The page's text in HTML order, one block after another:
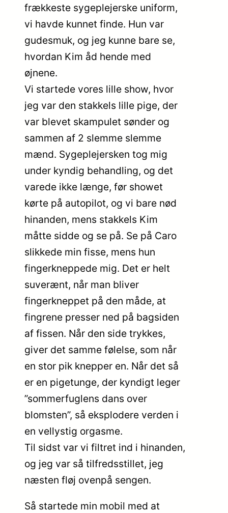
frækkeste sygeplejerske uniform,
vi havde kunnet finde. Hun var
gudesmuk, og jeg kunne bare se,
hvordan Kim åd hende med
øjnene.
Vi startede vores lille show, hvor
jeg var den stakkels lille pige, der
var blevet skampulet sønder og
sammen af 2 slemme slemme
mænd. Sygeplejersken tog mig
under kyndig behandling, og det
varede ikke længe, før showet
kørte på autopilot, og vi bare nød
hinanden, mens stakkels Kim
måtte sidde og se på. Se på Caro
slikkede min fisse, mens hun
fingerkneppede mig. Det er helt
suverænt, når man bliver
fingerkneppet på den måde, at
fingrene presser ned på bagsiden
af fissen. Når den side trykkes,
giver det samme følelse, som når
en stor pik knepper en. Når det så
er en pigetunge, der kyndigt leger
”sommerfuglens dans over
blomsten”, så eksplodere verden i
en vellystig orgasme.
Til sidst var vi filtret ind i hinanden,
og jeg var så tilfredsstillet, jeg
næsten fløj ovenpå sengen.
Så startede min mobil med at